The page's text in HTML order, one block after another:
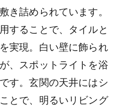
き詰められています。
することで、タイルと
実現。白い壁に飾られ
、スポットライトを浴
す。玄関の天井にはシ
とで、明るいリビング